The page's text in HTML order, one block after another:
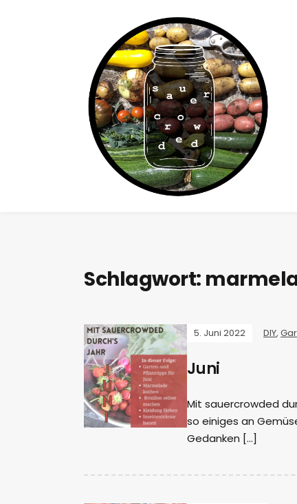
Schlagwort:
5. Juni 2022 DIY,
Juni
Mit sauercrowded
so einiges an
Gedanken […]